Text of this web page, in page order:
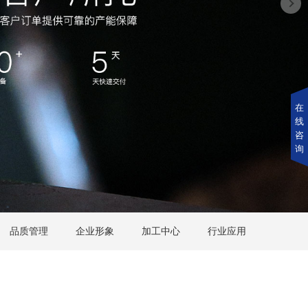
品质管理 企业形象 加工中心 行业应用
在
线
咨
询